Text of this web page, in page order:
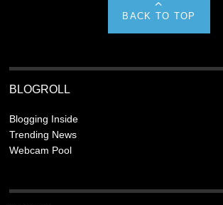
BACK TO TOP
BLOGROLL
Blogging Inside
Trending News
Webcam Pool